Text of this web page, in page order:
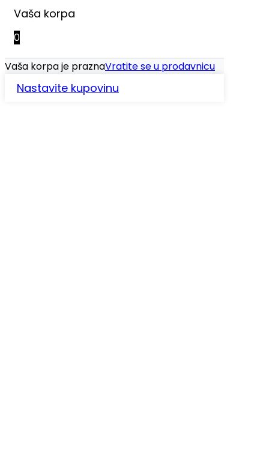
Vaša korpa
0
Vaša korpa je praznaVratite se u prodavnicu
Nastavite kupovinu